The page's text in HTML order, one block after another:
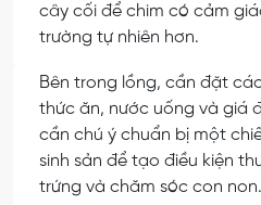
cây cối để chim có cảm
trường tự nhiên hơn.
Bên trong lồng, cần đặt
thức ăn, nước uống và giá
cần chú ý chuẩn bị một
sinh sản để tạo điều kiện
trứng và chăm sóc con non.